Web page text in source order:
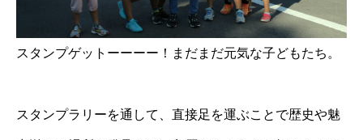
スタンプゲットーーーー！まだまだ元気な子どもたち。
スタンプラリーを通して、直接足を運ぶことで歴史や魅